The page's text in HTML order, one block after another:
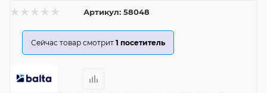
Артикул: 58048
Сейчас товар смотрит 1 посетитель